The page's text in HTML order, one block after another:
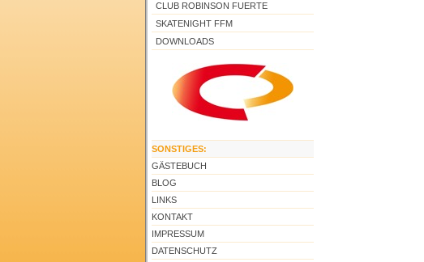
CLUB ROBINSON FUERTE
SKATENIGHT FFM
DOWNLOADS
SONSTIGES:
GÄSTEBUCH
BLOG
LINKS
KONTAKT
IMPRESSUM
DATENSCHUTZ